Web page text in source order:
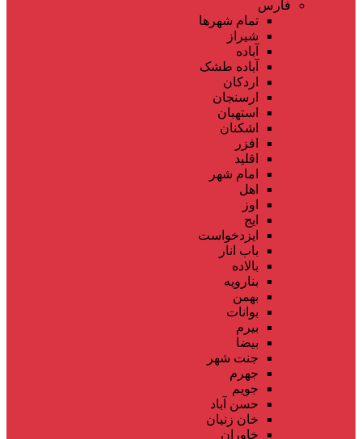
فارس
تمام شهر‌ها
شیراز
آباده
آباده طشک
اردکان
ارسنجان
استهبان
اشکنان
افزر
اقلید
امام شهر
اهل
اوز
ایج
ایزدخواست
باب انار
بالاده
بنارویه
بهمن
بوانات
بیرم
بیضا
جنت شهر
جهرم
جویم
حسن آباد
خان زنیان
خاوران